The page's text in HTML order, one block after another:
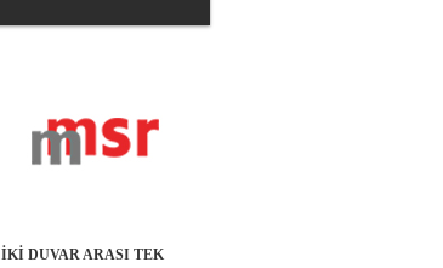
İKİ DUVAR ARASI TEK